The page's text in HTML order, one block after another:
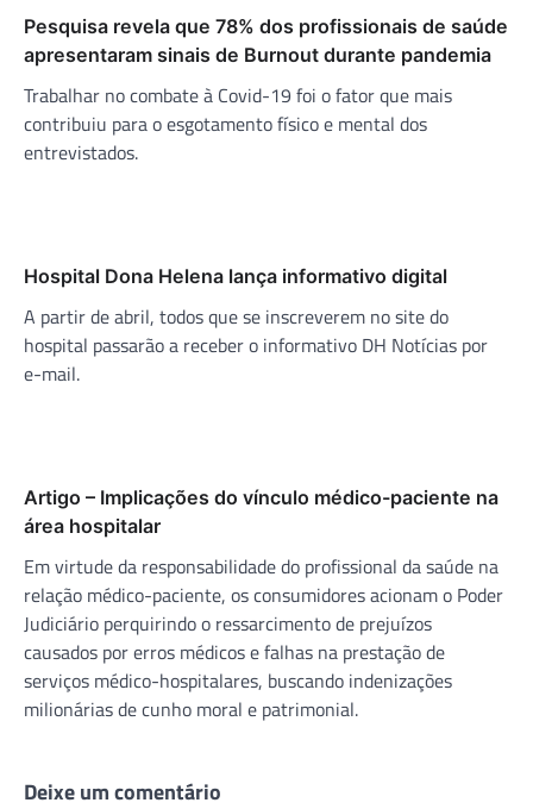
Pesquisa revela que 78% dos profissionais de saúde
apresentaram sinais de Burnout durante pandemia
Trabalhar no combate à Covid-19 foi o fator que mais
contribuiu para o esgotamento físico e mental dos
entrevistados.
Hospital Dona Helena lança informativo digital
A partir de abril, todos que se inscreverem no site do
hospital passarão a receber o informativo DH Notícias por
e-mail.
Artigo – Implicações do vínculo médico-paciente na
área hospitalar
Em virtude da responsabilidade do profissional da saúde na
relação médico-paciente, os consumidores acionam o Poder
Judiciário perquirindo o ressarcimento de prejuízos
causados por erros médicos e falhas na prestação de
serviços médico-hospitalares, buscando indenizações
milionárias de cunho moral e patrimonial.
Deixe um comentário